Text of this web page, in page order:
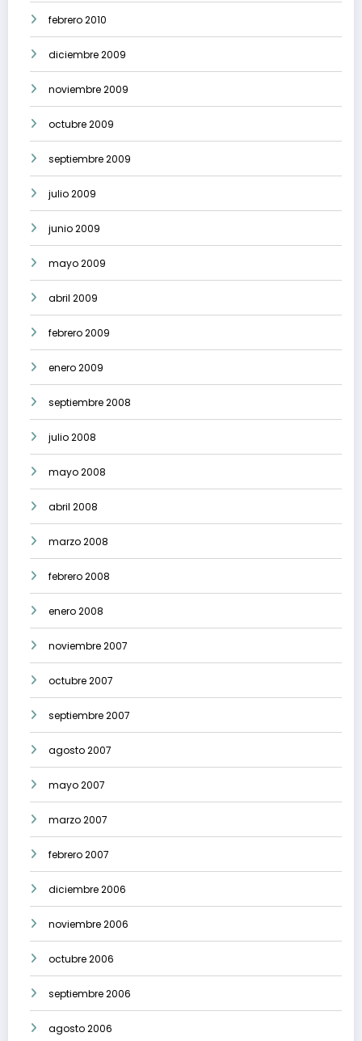
febrero 2010
diciembre 2009
noviembre 2009
octubre 2009
septiembre 2009
julio 2009
junio 2009
mayo 2009
abril 2009
febrero 2009
enero 2009
septiembre 2008
julio 2008
mayo 2008
abril 2008
marzo 2008
febrero 2008
enero 2008
noviembre 2007
octubre 2007
septiembre 2007
agosto 2007
mayo 2007
marzo 2007
febrero 2007
diciembre 2006
noviembre 2006
octubre 2006
septiembre 2006
agosto 2006